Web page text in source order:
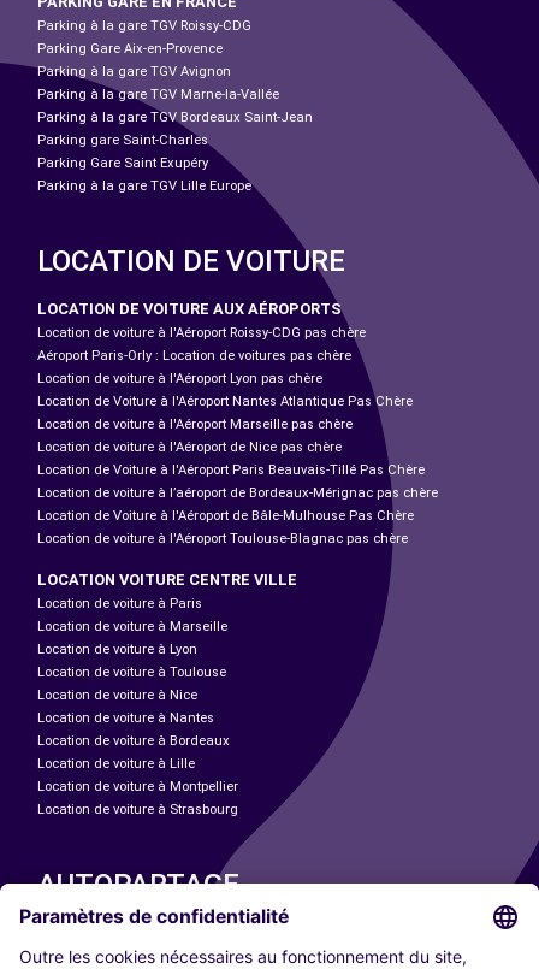
Parking à la gare TGV Roissy-CDG
Parking Gare Aix-en-Provence
Parking à la gare TGV Avignon
Parking à la gare TGV Marne-la-Vallée
Parking à la gare TGV Bordeaux Saint-Jean
Parking gare Saint-Charles
Parking Gare Saint Exupéry
Parking à la gare TGV Lille Europe
LOCATION DE VOITURE
LOCATION DE VOITURE AUX AÉROPORTS
Location de voiture à l'Aéroport Roissy-CDG pas chère
Aéroport Paris-Orly : Location de voitures pas chère
Location de voiture à l'Aéroport Lyon pas chère
Location de Voiture à l'Aéroport Nantes Atlantique Pas Chère
Location de voiture à l'Aéroport Marseille pas chère
Location de voiture à l'Aéroport de Nice pas chère
Location de Voiture à l'Aéroport Paris Beauvais-Tillé Pas Chère
Location de voiture à l’aéroport de Bordeaux-Mérignac pas chère
Location de Voiture à l'Aéroport de Bâle-Mulhouse Pas Chère
Location de voiture à l'Aéroport Toulouse-Blagnac pas chère
LOCATION VOITURE CENTRE VILLE
Location de voiture à Paris
Location de voiture à Marseille
Location de voiture à Lyon
Location de voiture à Toulouse
Location de voiture à Nice
Location de voiture à Nantes
Location de voiture à Bordeaux
Location de voiture à Lille
Location de voiture à Montpellier
Location de voiture à Strasbourg
AUTOPARTAGE
Paris